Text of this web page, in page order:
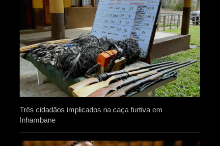
Três cidadãos implicados na caça furtiva em
Inhambane